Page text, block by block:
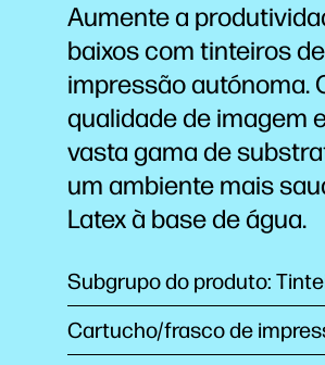
Aumente a
baixos com tinteiros
impressão autónoma.
qualidade de imagem
vasta gama de
um ambiente mais
Latex à base deágua.
Subgrupo do produto:
Cartucho/frasco de